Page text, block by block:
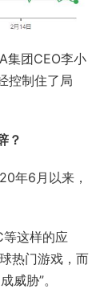
集团CEO李小
控制住了局
？
年6月以来，
这样的应
热门游戏，而
威胁”。